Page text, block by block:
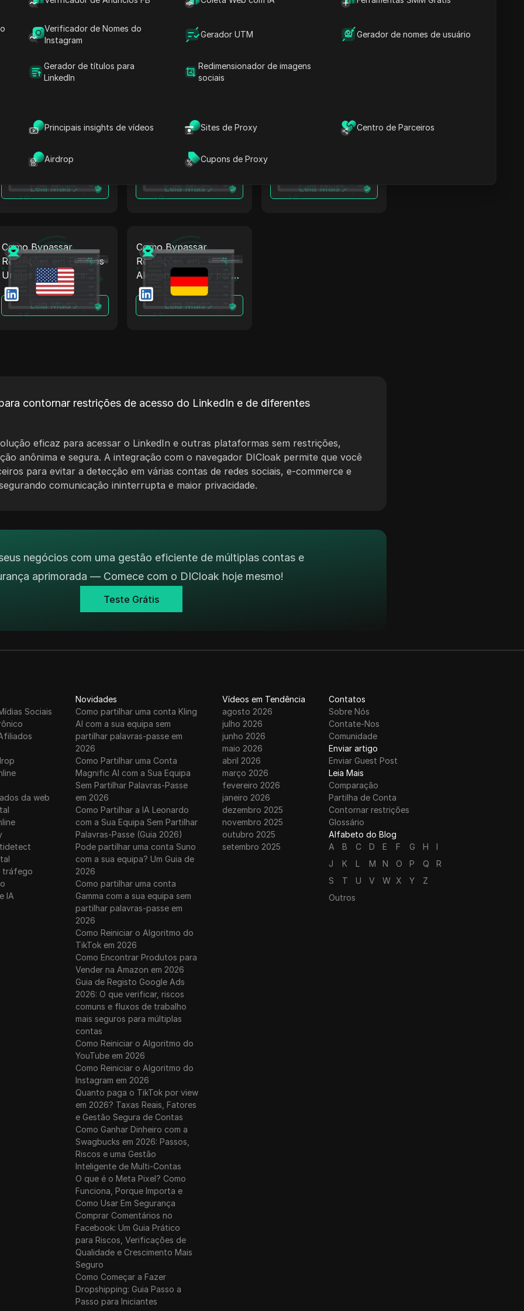
Verificador de Nomes do
Instagram
Gerador UTM Gerador de nomes de usuário
Gerador de títulos para
LinkedIn
Redimensionador de imagens
sociais
Principais insights de vídeos Sites de Proxy Centro de Parceiros
Airdrop Cupons de Proxy
Como Bypassar
Restrições em Bulgária:
Proxy para LinkedIn +
Leia Mais
Como Bypassar
Restrições em
Romênia: Proxy para
Leia Mais
Restrições em Japão:
Proxy para LinkedIn +
Leia Mais
Como Bypassar
Proxy para LinkedIn +
Leia Mais
Como Bypassar
Proxy para LinkedIn +
Leia Mais
Como Bypassar
Leia Mais
Como Bypassar
Restrições em Estados
Unidos da América:
Proxy para LinkedIn +
AntidetectLeia Mais
Como Bypassar
Restrições em
Alemanha: Proxy para
LinkedIn + Antidetect
Leia Mais
contornar restrições de acesso do LinkedIn e de diferentes
eficaz para acessar o LinkedIn e outras plataformas sem restrições,
anônima e segura. A integração com o navegador DICloak permite que você
para evitar a detecção em várias contas de redes sociais, e-commerce e
comunicação ininterrupta e maior privacidade.
negócios com uma gestão eficiente de múltiplas contas e
aprimorada — Comece com o DICloak hoje mesmo!
Teste Grátis
Sociais
da web
tráfego
IA
Novidades
Como partilhar uma conta Kling
AI com a sua equipa sem
partilhar palavras-passe em
2026
Como Partilhar uma Conta
Magnific AI com a Sua Equipa
Sem Partilhar Palavras-Passe
em 2026
Como Partilhar a IA Leonardo
com a Sua Equipa Sem Partilhar
Palavras-Passe (Guia 2026)
Pode partilhar uma conta Suno
com a sua equipa? Um Guia de
2026
Como partilhar uma conta
Gamma com a sua equipa sem
partilhar palavras-passe em
2026
Como Reiniciar o Algoritmo do
TikTok em 2026
Como Encontrar Produtos para
Vender na Amazon em 2026
Guia de Registo Google Ads
2026: O que verificar, riscos
comuns e fluxos de trabalho
mais seguros para múltiplas
contas
Como Reiniciar o Algoritmo do
YouTube em 2026
Como Reiniciar o Algoritmo do
Instagram em 2026
Quanto paga o TikTok por view
em 2026? Taxas Reais, Fatores
e Gestão Segura de Contas
Como Ganhar Dinheiro com a
Swagbucks em 2026: Passos,
Riscos e uma Gestão
Inteligente de Multi-Contas
O que é o Meta Pixel? Como
Funciona, Porque Importa e
Como Usar Em Segurança
Comprar Comentários no
Facebook: Um Guia Prático
para Riscos, Verificações de
Qualidade e Crescimento Mais
Seguro
Como Começar a Fazer
Dropshipping: Guia Passo a
Passo para Iniciantes
Vídeos em Tendência
agosto 2026
julho 2026
junho 2026
maio 2026
abril 2026
março 2026
fevereiro 2026
janeiro 2026
dezembro 2025
novembro 2025
outubro 2025
setembro 2025
Contatos
Sobre Nós
Contate-Nos
Comunidade
Enviar artigo
Enviar Guest Post
Leia Mais
Comparação
Partilha de Conta
Contornar restrições
Glossário
Alfabeto do Blog
A
B C D E F G H
I
J
K L M N O P Q
R
S
T U V W X Y
Z
Outros